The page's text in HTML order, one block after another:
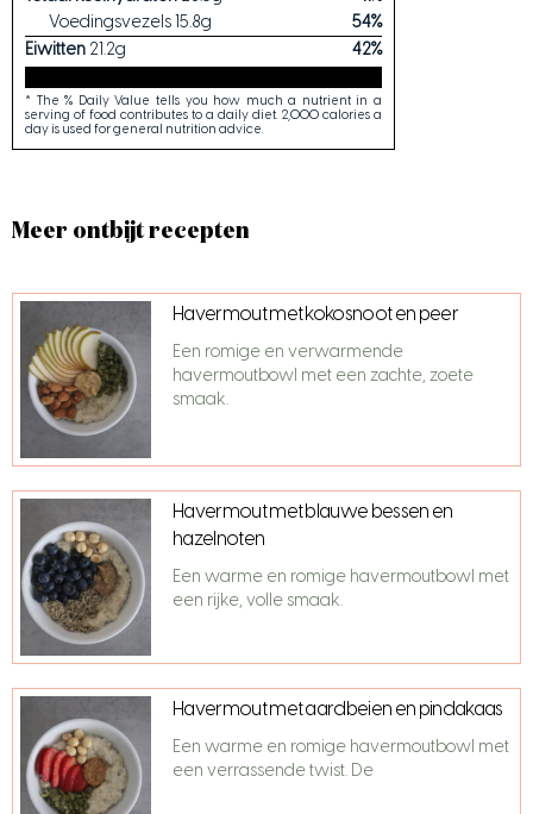
Voedingsvezels15.8g 54%
Eiwitten 21.2g 42%
* The % Daily Value tells you how much a nutrient in a
serving of food contributes to a daily diet. 2,000 calories a
day is used for general nutrition advice.
Meer ontbijt recepten
Havermout met kokosnoot en peer
Een romige en verwarmende
havermoutbowl met een zachte, zoete
smaak.
Havermout met blauwe bessen en
hazelnoten
Een warme en romige havermoutbowl met
een rijke, volle smaak.
Havermout met aardbeien en pindakaas
Een warme en romige havermoutbowl met
een verrassende twist. De